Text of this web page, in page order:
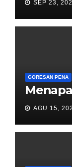
SEP 23,
GORESAN PENA
AGU 15,